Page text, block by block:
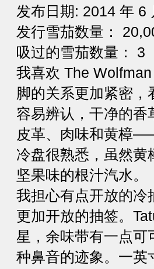
发布日期: 2014 年 6
发行雪茄数量：
吸过的雪茄数量： 3
我喜欢 The
脚的关系更加紧密
容易辨认，干净的香
皮革、肉味和黄樟
冷盘很熟悉，虽然黄
坚果味的根汁汽水。
我担心有点开放的冷
更加开放的抽签。
星，余味带有一点可
种鼻音的迹象。一英